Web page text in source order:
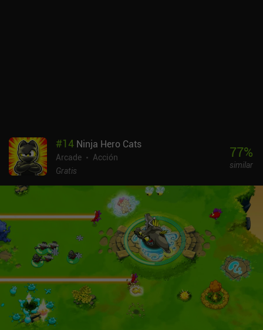
#14 Ninja Hero Cats
Arcade
Acción
Gratis
77%
similar